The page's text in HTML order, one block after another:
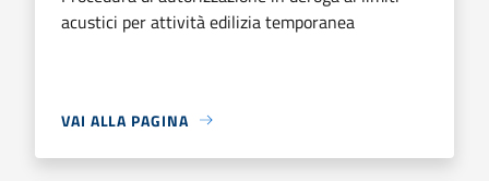
acustici per attività edilizia temporanea
VAI ALLA PAGINA